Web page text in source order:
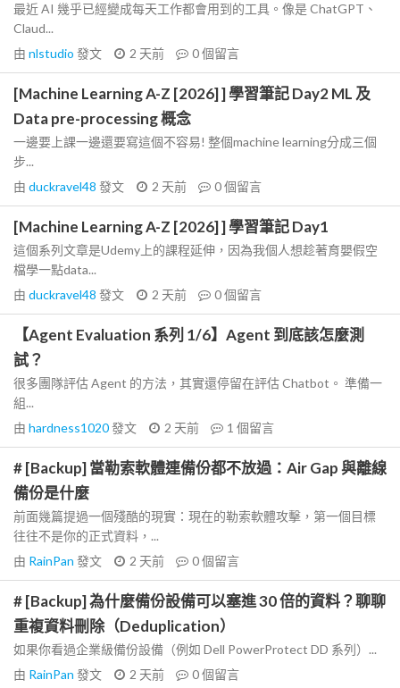
最近 AI 幾乎已經變成每天工作都會用到的工具。像是 ChatGPT、
Claud...
由 nlstudio 發文 2 天前 0個留言
[Machine Learning A-Z [2026] ] 學習筆記 Day2 ML 及
Data pre-processing 概念
一邊要上課一邊還要寫這個不容易! 整個machine learning分成三個
步...
由 duckravel48 發文 2 天前 0個留言
[Machine Learning A-Z [2026] ] 學習筆記 Day1
這個系列文章是Udemy上的課程延伸，因為我個人想趁著育嬰假空
檔學一點data...
由 duckravel48 發文 2 天前 0個留言
【Agent Evaluation 系列 1/6】Agent 到底該怎麼測
試？
很多團隊評估 Agent 的方法，其實還停留在評估 Chatbot。 準備一
組...
由 hardness1020發文 2 天前 1 個留言
# [Backup] 當勒索軟體連備份都不放過：Air Gap 與離線
備份是什麼
前面幾篇提過一個殘酷的現實：現在的勒索軟體攻擊，第一個目標
往往不是你的正式資料，...
由 RainPan 發文 2 天前 0個留言
# [Backup] 為什麼備份設備可以塞進 30 倍的資料？聊聊
重複資料刪除（Deduplication）
如果你看過企業級備份設備（例如 Dell PowerProtect DD 系列）...
由 RainPan 發文 2 天前 0個留言